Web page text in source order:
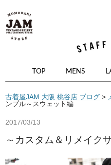
TOP MENS
古着屋JAM 大阪 桃谷店 ブログ >
ンプル～スウェット編
2017/03/13
～カスタム＆リメイク